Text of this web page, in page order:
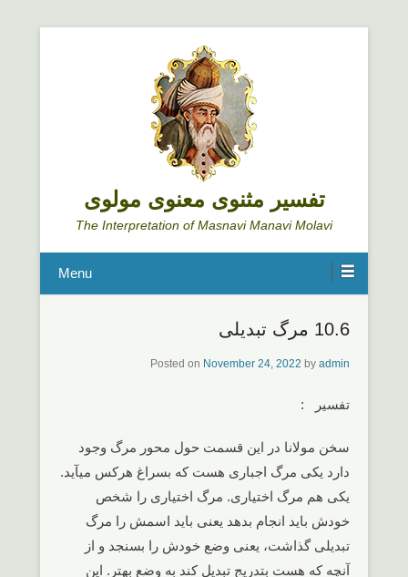
تفسیر مثنوی معنوی مولوی
The Interpretation of Masnavi Manavi Molavi
Menu
10.6 مرگ تبدیلی
Posted on November 24, 2022 by admin
تفسیر :
سخن مولانا در این قسمت حول محور مرگ وجود
دارد یکی مرگ اجباری هست که بسراغ هرکس میآید.
یکی هم مرگ اختیاری. مرگ اختیاری را شخص
خودش باید انجام بدهد یعنی باید اسمش را مرگ
تبدیلی گذاشت، یعنی وضع خودش را بسنجد و از
آنچه که هست بتدریج تبدیل کند به وضع بهتر. این